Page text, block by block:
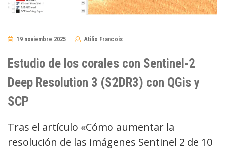
19 noviembre 2025 Atilio Francois
Estudio de los corales con Sentinel-2
Deep Resolution 3 (S2DR3) con QGis y
SCP
Tras el artículo «Cómo aumentar la
resolución de las imágenes Sentinel 2 de 10